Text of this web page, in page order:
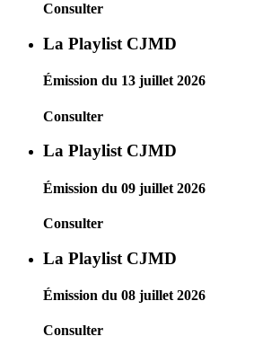
Consulter
La Playlist CJMD
Émission du 13 juillet 2026
Consulter
La Playlist CJMD
Émission du 09 juillet 2026
Consulter
La Playlist CJMD
Émission du 08 juillet 2026
Consulter